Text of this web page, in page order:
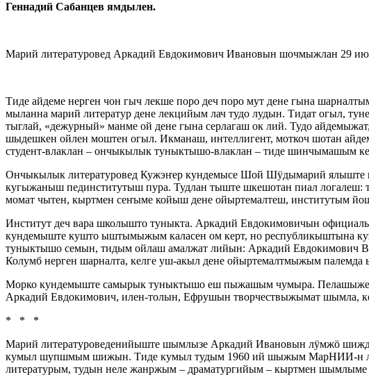
Геннадий Сабанцев ямдылен.
Марий литературовед Аркадий Евдокимович Ивановын шочмыжлан 29
Тиде айдеме нерген чон гыч лекше поро деч поро мут дене гына
мыланна марий литератур дене лекцийым лач тудо лудын. Тидат огыл,
тыглай, «дежурный» манме ой дене гына серлагаш ок лий. Тудо
шыдешкен ойлен моштен огыл. Икманаш, интеллигент, моткоч шотан
студент-влаклан – ончыкылык туныктышо-влаклан – тиде
Ончыкылык литературовед Кужэҥер кундемысе Шой Шӱдымарий
кугыжаныш пединститутыш пура. Тудлан тыште шкешотан пиал
момат чытен, кыртмен сеҥыме койыш дене ойыртемалтеш, институтым
Институт деч вара школышто туныкта. Аркадий Евдокимовичын
кундемыште кушто ыштымыжым каласен ом керт, но республикыштына
туныктышо семын, тидым ойлаш амалжат лийын: Аркадий Евдокимович
Колумб нерген шарналта, келге уш-акыл дене ойыртемалтмыжым палемда
Морко кундемыште самырык туныктышо еш пыжашым чумыра. Пелашыже
Аркадий Евдокимович, илен-толын, Ефрушын творчествыжымат шымла,
* * *
Марий литературоведенийыште шымлызе Аркадий Ивановын лӱмжӧ
кумыл шупшмым шижын. Тиде кумыл тудым 1960 ий шыжым МарНИИ-н
литературым, тудын неле жанржым – драматургийым – кыртмен